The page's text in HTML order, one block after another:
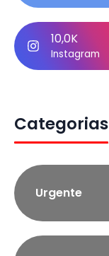
10,0K
Instagram
Categorias
Urgente